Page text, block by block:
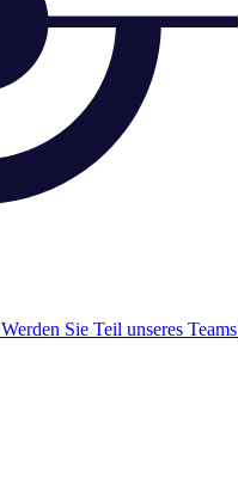
Werden Sie Teil unseres Teams